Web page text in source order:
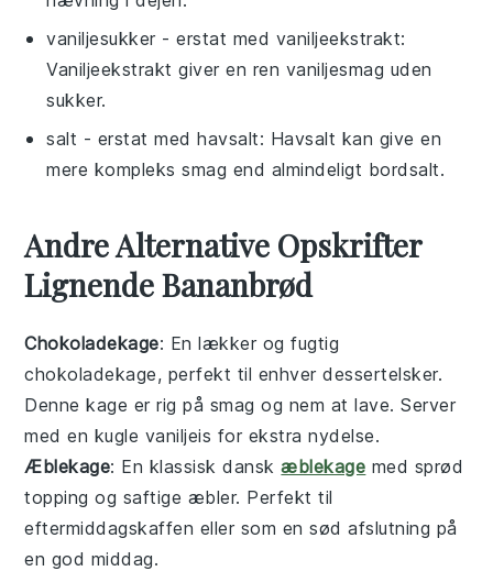
vaniljesukker - erstat med vaniljeekstrakt:
Vaniljeekstrakt giver en ren vaniljesmag uden
sukker.
salt - erstat medhavsalt: Havsalt kan give en
mere kompleks smag end almindeligt bordsalt.
Andre Alternative Opskrifter
Lignende Bananbrød
Chokoladekage: En lækker og fugtig
chokoladekage, perfekt til enhver dessertelsker.
Denne kage er rig på smag og nem at lave. Server
med en kugle vaniljeis for ekstra nydelse.
Æblekage: En klassisk danskæblekage med sprød
topping og saftige æbler. Perfekt til
eftermiddagskaffen eller som en sød afslutning på
en god middag.